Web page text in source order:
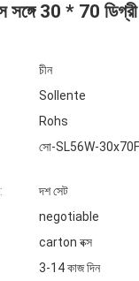
30 * 70 ডিগ্রী
চীন
Sollente
Rohs
সো-SL56W-30x70F
দশ সেট
negotiable
carton বক্স
3-14 কাজ দিন